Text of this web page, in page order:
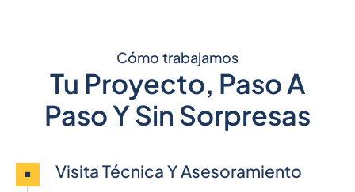
Cómo trabajamos
Tu Proyecto, Paso A
Paso Y Sin Sorpresas
Visita Técnica Y Asesoramiento